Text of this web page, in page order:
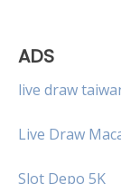
ADS
live draw
Live Draw
Slot Depo 5K